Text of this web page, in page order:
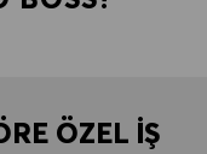
ÖZEL IŞ